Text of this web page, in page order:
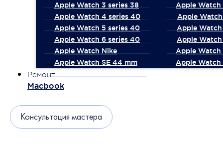
Apple Watch 3 series 38
Apple Watch
Apple Watch 4 series 40
Apple
Apple Watch 5 series 40
Apple
Apple Watch 6 series 40
Apple
Apple Watch Nike
Apple Watch
Apple Watch SE 44 mm
Apple Watch
Ремонт
Macbook
Консультация мастера